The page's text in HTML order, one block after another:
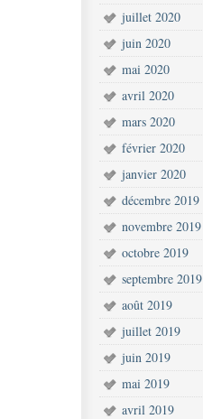
juillet 2020
juin 2020
mai 2020
avril 2020
mars 2020
février 2020
janvier 2020
décembre 2019
novembre 2019
octobre 2019
septembre 2019
août 2019
juillet 2019
juin 2019
mai 2019
avril 2019